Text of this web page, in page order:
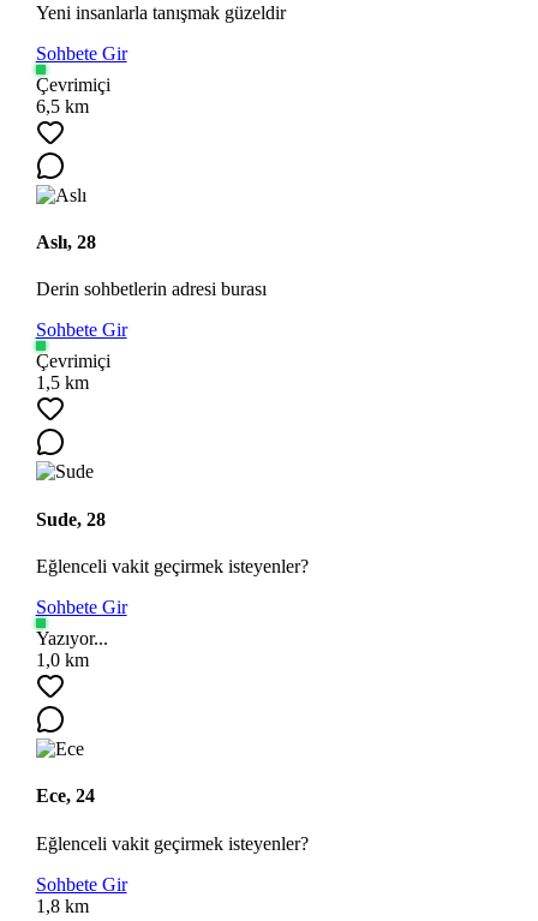
Yeni insanlarla tanışmak güzeldir
Sohbete Gir
Çevrimiçi
6,5 km
Aslı, 28
Derin sohbetlerin adresi burası
Sohbete Gir
Çevrimiçi
1,5 km
Sude, 28
Eğlenceli vakit geçirmek isteyenler?
Sohbete Gir
Yazıyor...
1,0 km
Ece, 24
Eğlenceli vakit geçirmek isteyenler?
Sohbete Gir
1,8 km